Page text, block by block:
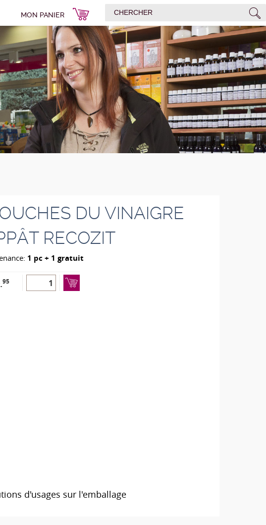
MON PANIER
DU VINAIGRE
RECOZIT
1 pc + 1 gratuit
95
d'usages sur l'emballage